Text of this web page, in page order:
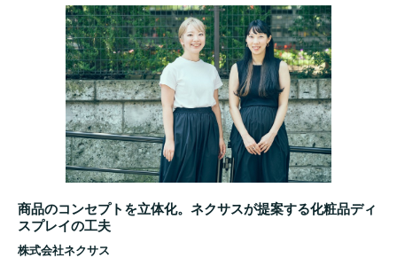
商品のコンセプトを立体化。ネクサスが提案する化粧品ディ
スプレイの工夫
株式会社ネクサス